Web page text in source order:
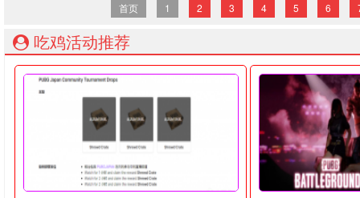
首页 1 2 3 4 5 6
吃鸡活动推荐